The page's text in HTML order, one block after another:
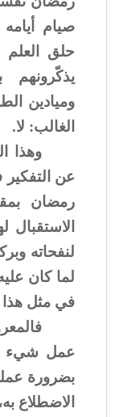
صيام
حلق العلم
يذكّرونهم
وميادين
الغالب: لا.
وهذا
عن
رمضان
الاستقبال
لنفحاته
لما كان
في مثل
عمل شيء
بضرورة
الاضطلاع